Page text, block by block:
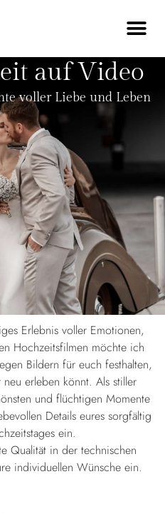
auf Video
voller Liebe und Leben
Erlebnis voller Emotionen,
Hochzeitsfilmen möchte ich
Bildern für euch festhalten,
erleben könnt. Als stiller
und flüchtigen Momente
Details eures sorgfältig
ein.
Qualität in der technischen
individuellen Wünsche ein.